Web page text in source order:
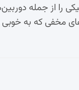
را از جمله
مخفی که به خوبی